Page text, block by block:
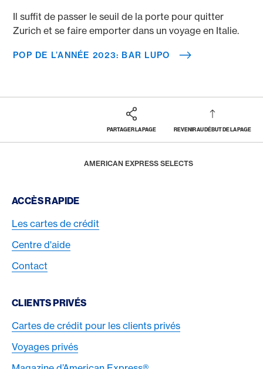
Il suffit de passer le seuil de la porte pour quitter
Zurich et se faire emporter dans un voyage en Italie.
POP DE L’ANNÉE 2023: BAR LUPO
PARTAGER LA PAGE REVENIR AU DÉBUT DE LA PAGE
Footer
AMERICAN EXPRESS SELECTS
Footer Navigation
ACCÈS RAPIDE
Les cartes de crédit
Centre d'aide
Contact
CLIENTS PRIVÉS
Cartes de crédit pour les clients privés
Voyages privés